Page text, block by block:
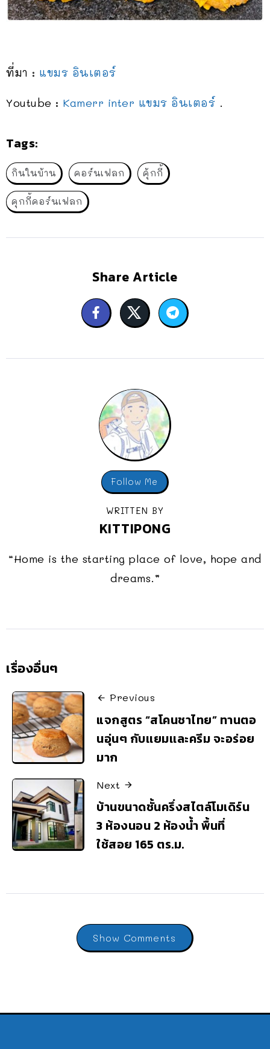
ที่มา : แขมร อินเตอร์
Youtube : Kamerr inter แขมร อินเตอร์ .
Tags:
กินในบ้าน คอร์นเฟลก คุ้กกี้
คุกกี้คอร์นเฟลก
Share Article
Follow Me
WRITTEN BY
KITTIPONG
“Home is the starting place of love, hope and
dreams.”
เรื่องอื่นๆ
Previous
แจกสูตร “สโคนชาไทย” ทานตอ
นอุ่นๆ กับเเยมเเละครีม จะอร่อย
มาก
Next
บ้านขนาดชั้นครึ่งสไตล์โมเดิร์น
3 ห้องนอน 2 ห้องน้ำ พื้นที่
ใช้สอย 165 ตร.ม.
Show Comments